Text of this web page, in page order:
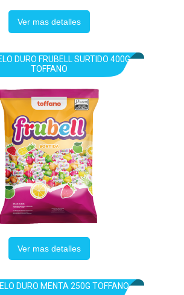
Ver mas detalles
DURO FRUBELL SURTIDO 400G
TOFFANO
Ver mas detalles
DURO MENTA 250G TOFFANO